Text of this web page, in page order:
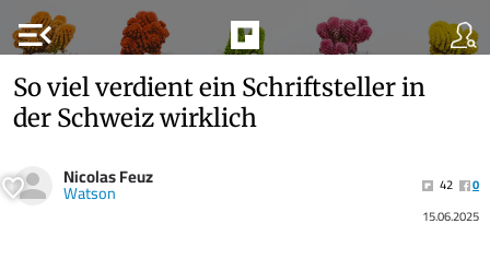
menu_open
So viel verdient ein Schriftsteller in
der Schweiz wirklich
Nicolas Feuz
Watson 42
0
15.06.2025